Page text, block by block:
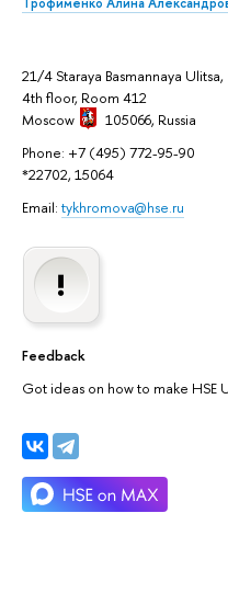
21/4 Staraya Basmannaya Ulitsa,
4th floor, Room 412
Moscow
105066, Russia
Phone: +7 (495) 772-95-90
*22702, 15064
Email: tykhromova@hse.ru
Feedback
Got ideas on how to make HSE